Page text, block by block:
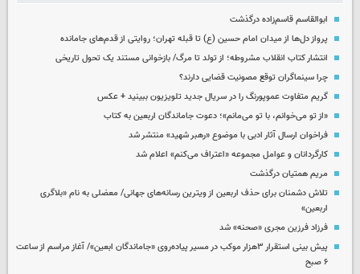
ابوالقاسم قاسم‌زاده درگذشت
پرواز دل‌ها از میدان امام حسین (ع) تا قبله تهران؛ روایتی از قدم‌های جامانده
انتشار کتاب انقلاب مشروطه؛ از تولد تا مرگ/ بازخوانی مستند یک تحول تاریخی
چرا سینماگران توقع مصونیت قضایی دارند؟
گریم متفاوت عموپورنگ را در سریال جدید تلویزیون ببینید + عکس
«از تو می‌خوانم، با تو می‌مانم»؛ دعوت جاماندگان اربعین به کتاب
فراخوان ارسال آثار ادبی با موضوع «رهبر شهید» منتشر شد
کارگردانان و عوامل مجموعه «اعتراف می‌کنم» اعلام شد
مریم همتیان درگذشت
تلاش دشمنان برای حذف اربعین از ویترین رسانه‌های جهانی/ معضلی به نام «بلاگری
اربعین»
فرزاد فرزین مجری «صحنه» شد
پیش بینی استقرار ۳هزار موکب در مسیر پیاده‌روی «جاماندگان ابعین»/ آغاز مراسم از ساعت
۶ صبح